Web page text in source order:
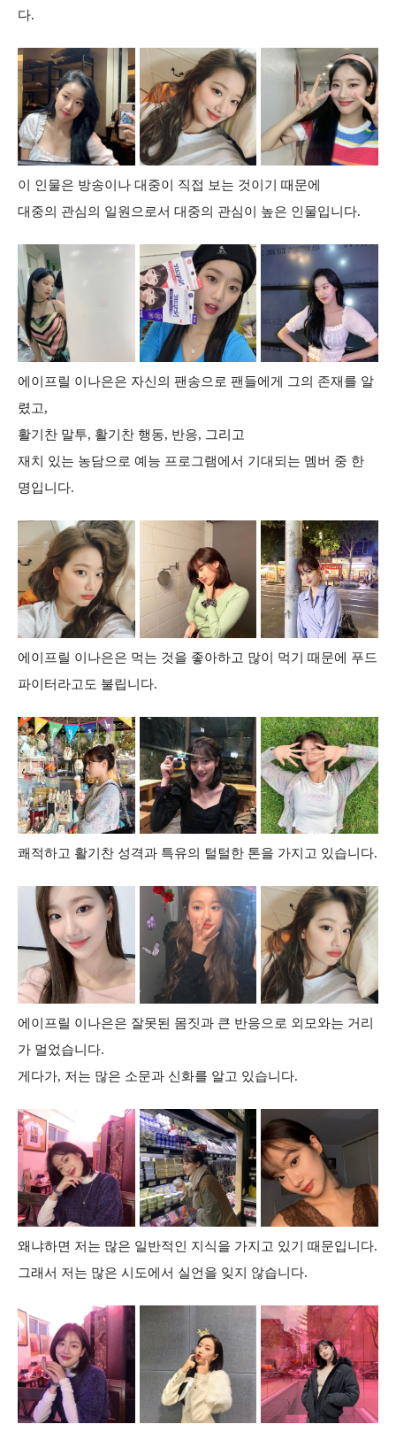
다.
이 인물은 방송이나 대중이 직접 보는 것이기 때문에
대중의 관심의 일원으로서 대중의 관심이 높은 인물입니다.
에이프릴 이나은은 자신의 팬송으로 팬들에게 그의 존재를 알
렸고,
활기찬 말투, 활기찬 행동, 반응, 그리고
재치 있는 농담으로 예능 프로그램에서 기대되는 멤버 중 한
명입니다.
에이프릴 이나은은 먹는 것을 좋아하고 많이 먹기 때문에 푸드
파이터라고도 불립니다.
쾌적하고 활기찬 성격과 특유의 털털한 톤을 가지고 있습니다.
에이프릴 이나은은 잘못된 몸짓과 큰 반응으로 외모와는 거리
가 멀었습니다.
게다가, 저는 많은 소문과 신화를 알고 있습니다.
왜냐하면 저는 많은 일반적인 지식을 가지고 있기 때문입니다.
그래서 저는 많은 시도에서 실언을 잊지 않습니다.